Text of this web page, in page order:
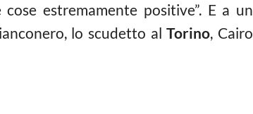
estremamente positive”. E a un
lo scudetto alTorino, Cairo